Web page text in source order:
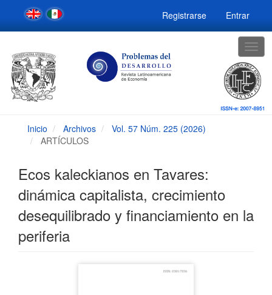
Navegación
principal
Contenido
Barra
lateral
Registrarse Entrar
Inicio Archivos
Vol. 57 Núm. 225 (2026)
ARTÍCULOS
Ecos kaleckianos en Tavares:
dinámica capitalista, crecimiento
desequilibrado y financiamiento en la
periferia